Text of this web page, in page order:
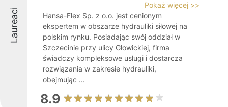
Laureaci
Pokaż więcej >>
Hansa-Flex Sp. z o.o. jest cenionym
ekspertem w obszarze hydrauliki siłowej na
polskim rynku. Posiadając swój oddział w
Szczecinie przy ulicy Głowickiej, firma
świadczy kompleksowe usługi i dostarcza
rozwiązania w zakresie hydrauliki,
obejmując ...
8.9